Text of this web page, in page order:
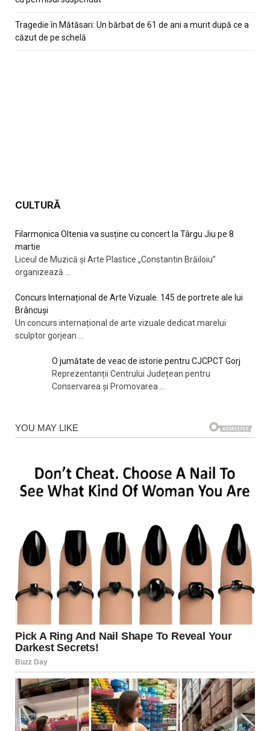
Tragedie în Mătăsari: Un bărbat de 61 de ani a murit după ce a
căzut de pe schelă
CULTURĂ
Filarmonica Oltenia va susține cu concert la Târgu Jiu pe 8
martie
Liceul de Muzică și Arte Plastice „Constantin Brăiloiu”
organizează
Concurs Internațional de Arte Vizuale. 145 de portrete ale lui
Brâncuși
Un concurs internațional de arte vizuale dedicat marelui
sculptor gorjean
O jumătate de veac de istorie pentru CJCPCT Gorj
Reprezentanții Centrului Județean pentru
Conservarea și Promovarea